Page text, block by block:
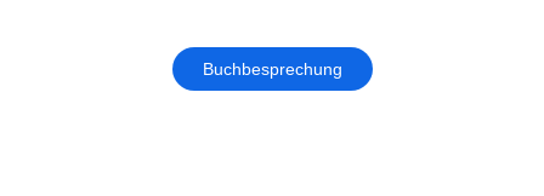
Buchbesprechung